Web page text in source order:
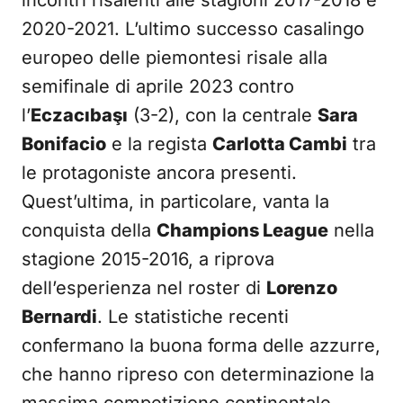
2020-2021. L’ultimo successo casalingo
europeo delle piemontesi risale alla
semifinale di aprile 2023 contro
l’Eczacıbaşı (3-2), con la centrale Sara
Bonifacio e la regista Carlotta Cambi tra
le protagoniste ancora presenti.
Quest’ultima, in particolare, vanta la
conquista della Champions League nella
stagione 2015-2016, a riprova
dell’esperienza nel roster di Lorenzo
Bernardi. Le statistiche recenti
confermano la buona forma delle azzurre,
che hanno ripreso con determinazione la